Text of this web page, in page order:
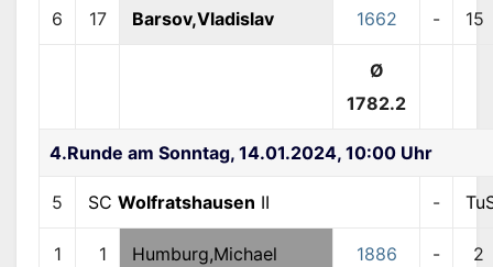
6 17 Barsov,Vladislav 1662 - 15
Ø
1782.2
4.Runde am Sonntag, 14.01.2024, 10:00 Uhr
5 SC Wolfratshausen II -
1 1 Humburg,Michael 1886 - 2